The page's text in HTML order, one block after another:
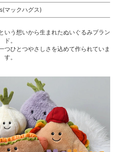
マックハグス)
いう想いから生まれたぬいぐるみブラン
ド。
つひとつやさしさを込めて作られていま
す。